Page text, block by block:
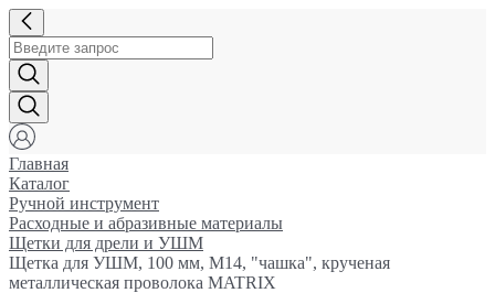
Главная
Каталог
Ручной инструмент
Расходные и абразивные материалы
Щетки для дрели и УШМ
Щетка для УШМ, 100 мм, М14, "чашка", крученая
металлическая проволока MATRIX